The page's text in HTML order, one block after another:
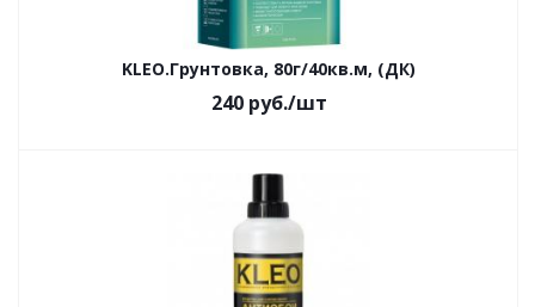
KLEO.Грунтовка, 80г/40кв.м, (ДК)
240руб./шт